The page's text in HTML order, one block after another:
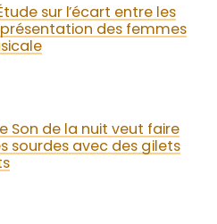
sur l’écart entre les
des femmes
Son de la nuit veut faire
sourdes avec des gilets